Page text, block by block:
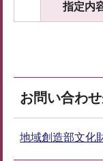
指定内
お問い合わ
地域創造部文化